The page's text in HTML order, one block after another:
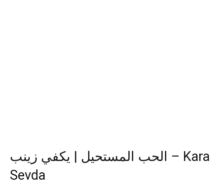
الحب المستحيل | يكفي زينب – Kara
Sevda